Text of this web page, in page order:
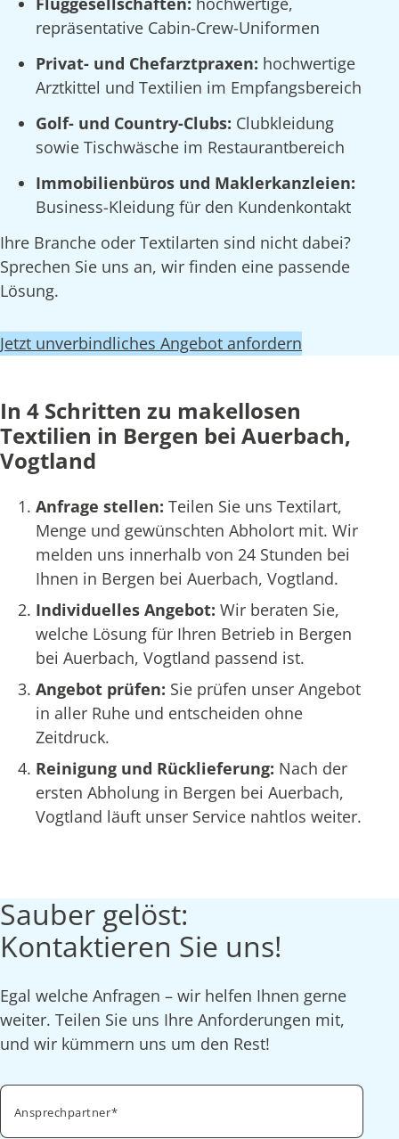
repräsentative Cabin-Crew-Uniformen
Privat- und Chefarztpraxen: hochwertige
Arztkittel und Textilien im Empfangsbereich
Golf- und Country-Clubs: Clubkleidung
sowie Tischwäsche im Restaurantbereich
Immobilienbüros und Maklerkanzleien:
Business-Kleidung für den Kundenkontakt
Ihre Branche oder Textilarten sind nicht dabei?
Sprechen Sie uns an, wir finden eine passende
Lösung.
Jetzt unverbindliches Angebot anfordern
In 4 Schritten zu makellosen
Textilien in Bergen bei Auerbach,
Vogtland
Anfrage stellen: Teilen Sie uns Textilart,
Menge und gewünschten Abholort mit. Wir
melden uns innerhalb von 24 Stunden bei
Ihnen in Bergen bei Auerbach, Vogtland.
Individuelles Angebot: Wir beraten Sie,
welche Lösung für Ihren Betrieb in Bergen
bei Auerbach, Vogtland passend ist.
Angebot prüfen: Sie prüfen unser Angebot
in aller Ruhe und entscheiden ohne
Zeitdruck.
Reinigung und Rücklieferung: Nach der
ersten Abholung in Bergen bei Auerbach,
Vogtland läuft unser Service nahtlos weiter.
Sauber gelöst:
Kontaktieren Sie uns!
Egal welche Anfragen – wir helfen Ihnen gerne
weiter. Teilen Sie uns Ihre Anforderungen mit,
und wir kümmern uns um den Rest!
Ansprechpartner